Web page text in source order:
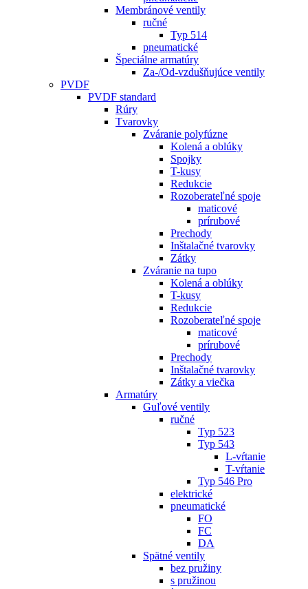
Membránové ventily
ručné
Typ 514
pneumatické
Špeciálne armatúry
Za-/Od-vzdušňujúce ventily
PVDF
PVDF standard
Rúry
Tvarovky
Zváranie polyfúzne
Kolená a oblúky
Spojky
T-kusy
Redukcie
Rozoberateľné spoje
maticové
prírubové
Prechody
Inštalačné tvarovky
Zátky
Zváranie na tupo
Kolená a oblúky
T-kusy
Redukcie
Rozoberateľné spoje
maticové
prírubové
Prechody
Inštalačné tvarovky
Zátky a viečka
Armatúry
Guľové ventily
ručné
Typ 523
Typ 543
L-vŕtanie
T-vŕtanie
Typ 546 Pro
elektrické
pneumatické
FO
FC
DA
Spätné ventily
bez pružiny
s pružinou